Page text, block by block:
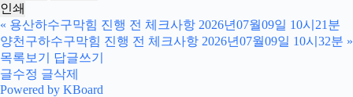
수원흥신소
인쇄
« 용산하수구막힘 진행 전 체크사항 2026년07월09일 10시21분
양천구하수구막힘 진행 전 체크사항 2026년07월09일 10시32분 »
목록보기
답글쓰기
글수정 글삭제
Powered by KBoard